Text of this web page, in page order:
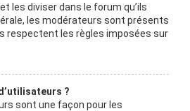
les diviser dans le forum qu’ils
les modérateurs sont présents
respectent les règles imposées sur
?
sont une façon pour les